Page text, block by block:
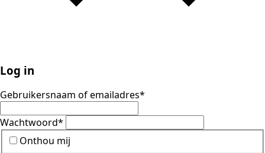
Log in
Gebruikersnaam of emailadres*
Wachtwoord*
Onthou mij